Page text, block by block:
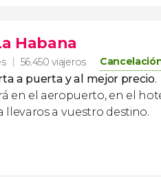
Habana
56.450 viajeros
a puerta y al mejor precio.
en el aeropuerto, en el
llevaros a vuestro destino.